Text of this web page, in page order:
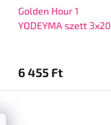
Golden Hour 1
YODEYMA szett 3x20
6 455 Ft